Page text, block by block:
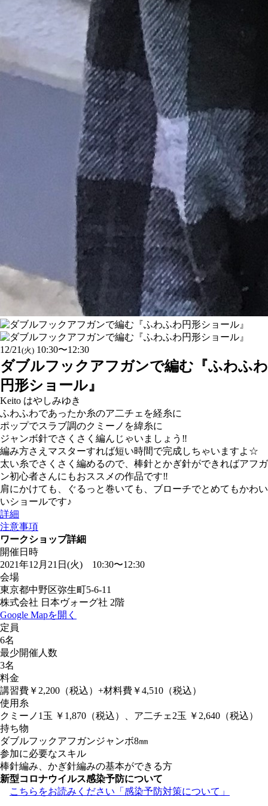
12/21 (火) 10:30〜12:30
ダブルフックアフガンで編む『ふわふわ
円形ショール』
Keito はやしみゆき
ふわふわであったか糸のア二チェを経糸に
ポップでスラブ調のクミーノを緯糸に
ジャンボ針でさくさく編んじゃいましょう‼
編み方さえマスターすれば短い時間で完成しちゃいますよ☆
太い糸でさくさく編めるので、棒針とかぎ針ができればアフガ
ン初心者さんにもおススメの作品です‼
肩にかけても、ぐるっと巻いても、ブローチでとめてもかわい
いショールです♪
詳細
注意事項
ワークショップ詳細
開催日時
2021年12月21日(火) 10:30〜12:30
会場
東京都中野区弥生町5-6-11
株式会社 日本ヴォーグ社 2階
Google Mapを開く
定員
6名
最少開催人数
3名
料金
講習費￥2,200（税込）+材料費￥4,510（税込）
使用糸
クミーノ1玉 ￥1,870（税込）、ア二チェ2玉 ￥2,640（税込）
持ち物
ダブルフックアフガンジャンボ8㎜
参加に必要なスキル
棒針編み、かぎ針編みの基本ができる方
新型コロナウイルス感染予防について
こちらをお読みください「感染予防対策について」